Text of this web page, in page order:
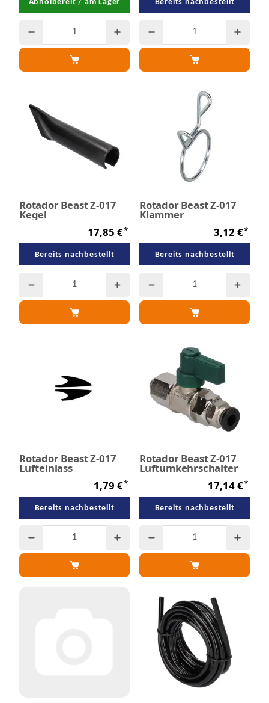
Abholbereit / am Lager Bereits nachbestellt
Rotador Beast Z-017
Kegel
17,85 €*
Bereits nachbestellt
Rotador Beast Z-017
Klammer
3,12 €*
Bereits nachbestellt
Rotador Beast Z-017
Lufteinlass
1,79 €*
Bereits nachbestellt
Rotador Beast Z-017
Luftumkehrschalter
17,14 €*
Bereits nachbestellt